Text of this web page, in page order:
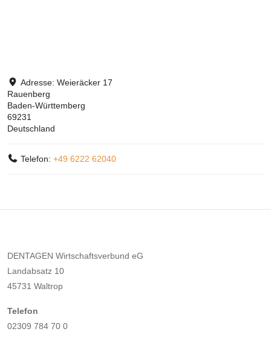
Adresse:Weieräcker 17
Rauenberg
Baden-Württemberg
69231
Deutschland
Telefon:+49 6222 62040
DENTAGEN Wirtschaftsverbund eG
Landabsatz 10
45731 Waltrop
Telefon
02309 784 70 0